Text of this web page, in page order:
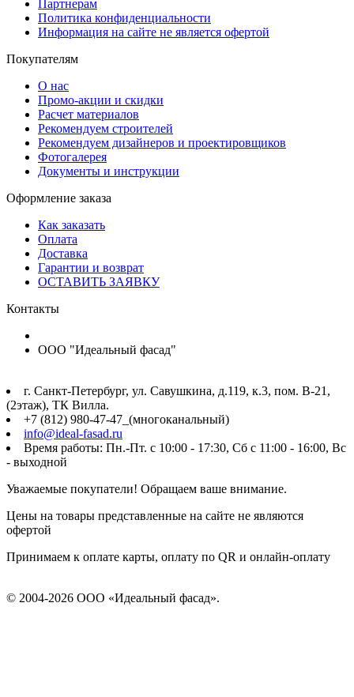
Партнерам
Политика конфиденциальности
Информация на сайте не является офертой
Покупателям
О нас
Промо-акции и скидки
Расчет материалов
Рекомендуем строителей
Рекомендуем дизайнеров и проектировщиков
Фотогалерея
Документы и инструкции
Оформление заказа
Как заказать
Оплата
Доставка
Гарантии и возврат
ОСТАВИТЬ ЗАЯВКУ
Контакты
ООО "Идеальный фасад"
г. Санкт-Петербург, ул. Савушкина, д.119, к.3, пом. В-21,
(2этаж), ТК Вилла.
+7 (812) 980-47-47_(многоканальный)
info@ideal-fasad.ru
Время работы: Пн.-Пт. с 10:00 - 17:30, Сб с 11:00 - 16:00, Вс
- выходной
Уважаемые покупатели! Обращаем ваше внимание.
Цены на товары представленные на сайте не являются
офертой
Принимаем к оплате карты, оплату по QR и онлайн-оплату
© 2004-2026 ООО «Идеальный фасад».